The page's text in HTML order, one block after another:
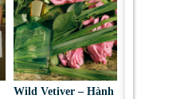
Wild Vetiver – Hành